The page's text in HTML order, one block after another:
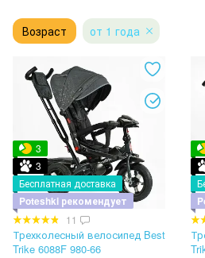
Возраст от 1 года
3
3
Бесплатная доставка
Poteshki рекомендует
11
Трехколесный велосипед Best
Trike 6088F 980-66